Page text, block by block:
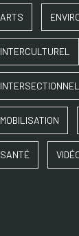
ARTS
INTERCULTUREL
INTERSECTIONNEL
MOBILISATION
SANTÉ